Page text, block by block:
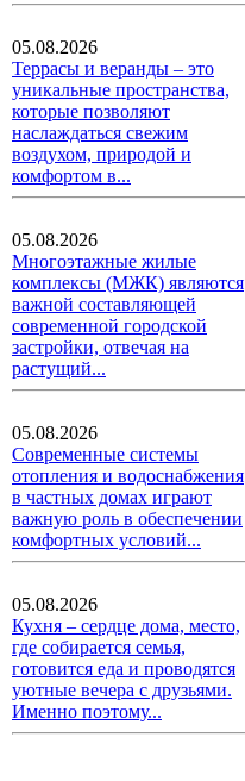
05.08.2026
Террасы и веранды – это
уникальные пространства,
которые позволяют
наслаждаться свежим
воздухом, природой и
комфортом в...
05.08.2026
Многоэтажные жилые
комплексы (МЖК) являются
важной составляющей
современной городской
застройки, отвечая на
растущий...
05.08.2026
Современные системы
отопления и водоснабжения
в частных домах играют
важную роль в обеспечении
комфортных условий...
05.08.2026
Кухня – сердце дома, место,
где собирается семья,
готовится еда и проводятся
уютные вечера с друзьями.
Именно поэтому...